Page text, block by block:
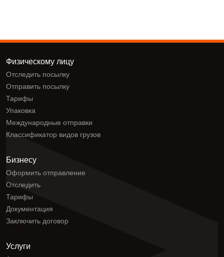
Физическому лицу
Отследить посылку
Отправить посылку
Тарифы
Упаковка
Международные отправки
Классификатор видов грузов
Бизнесу
Оформить отправление
Отследить
Тарифы
Документация
Заключить договор
Услуги